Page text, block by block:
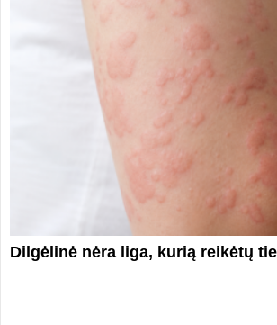
Dilgėlinė nėra liga, kurią reikėtų